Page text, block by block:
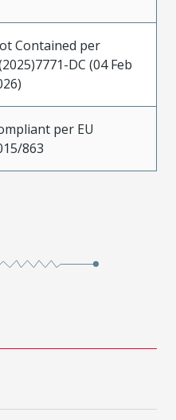
Contained per
DC (04 Feb
per EU
863